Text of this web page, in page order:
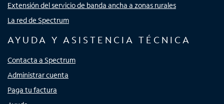
Extensión del servicio de banda ancha a zonas rurales
La red de Spectrum
AYUDA Y ASISTENCIA TÉCNICA
Contacta a Spectrum
Administrar cuenta
Paga tu factura